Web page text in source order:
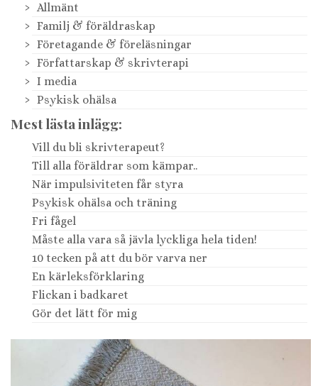
Allmänt
Familj & föräldraskap
Företagande & föreläsningar
Författarskap & skrivterapi
I media
Psykisk ohälsa
Mest lästa inlägg:
Vill du bli skrivterapeut?
Till alla föräldrar som kämpar..
När impulsiviteten får styra
Psykisk ohälsa och träning
Fri fågel
Måste alla vara så jävla lyckliga hela tiden!
10 tecken på att du bör varva ner
En kärleksförklaring
Flickan i badkaret
Gör det lätt för mig